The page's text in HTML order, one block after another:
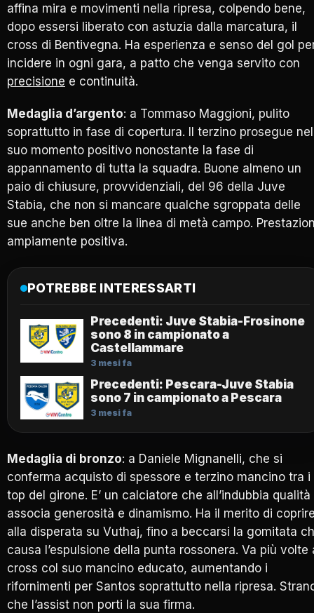
affina mira e movimenti nella ripresa, colpendo bene,
dopo essersi liberato con astuzia dalla marcatura, il
cross di Bentivegna. Ha esperienza e senso del gol
incidere in ogni gara, a patto che venga servito con
precisione e continuità.
Medaglia d’argento: a Tommaso Maggioni, pulito
soprattutto in fase di copertura. Il terzino prosegue nel
suo momento positivo nonostante la fase di
appannamento di tutta la squadra. Buone almeno un
paio di chiusure, provvidenziali, del 96 della Juve
Stabia, che non si mancare qualche sgroppata delle
sue anche ben oltre la linea di metà campo.
ampiamente positiva.
POTREBBE INTERESSARTI
Precedenti: Juve Stabia-Frosinone
sono 8 in campionato a
Castellammare
3 mesi fa
Precedenti: Pescara-Juve Stabia
sono 7 in campionato a Pescara
3 mesi fa
Medaglia di bronzo: a Daniele Mignanelli, che si
conferma acquisto di spessore e terzino mancino tra i
top del girone. E’ un calciatore che all’indubbia qualità
associa generosità e dinamismo. Ha il merito di
alla disperata su Vuthaj, fino a beccarsi la gomitata
causa l’espulsione della punta rossonera. Va più volte
cross col suo mancino educato, aumentando i
rifornimenti per Santos soprattutto nella ripresa.
che l’assist non porti la sua firma.